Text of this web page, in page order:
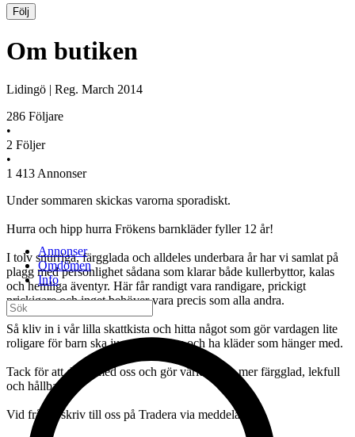
Följ
Om butiken
Lidingö Reg. March 2014
286 Följare
•
2 Följer
•
1 413Annonser
Under sommaren skickas varorna sporadiskt.
Hurra och hipp hurra Frökens barnkläder fyller 12 år!
I tolv snurriga, färgglada och alldeles underbara år har vi samlat på
plagg med personlighet sådana som klarar både kullerbyttor, kalas
och hemliga äventyr. Här får randigt vara randigare, prickigt
prickigare och inget behöver vara precis som alla andra.
Så kliv in i vår lilla skattkista och hitta något som gör vardagen lite
roligare för barn ska ju synas, höras och ha kläder som hänger med.
Tack för att du är med oss och gör världen lite mer färgglad, lekfull
och hållbar
Vid frågor skriv till oss på Tradera via meddelande.
Annonser
Omdömen
Info